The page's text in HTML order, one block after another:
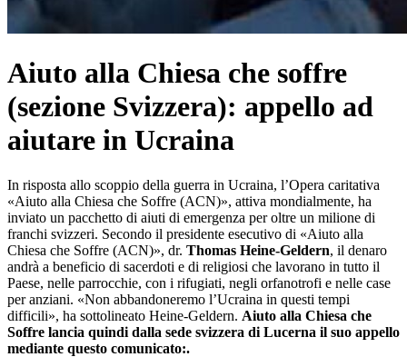
Aiuto alla Chiesa che soffre
(sezione Svizzera): appello ad
aiutare in Ucraina
In risposta allo scoppio della guerra in Ucraina, l’Opera caritativa
«Aiuto alla Chiesa che Soffre (ACN)», attiva mondialmente, ha
inviato un pacchetto di aiuti di emergenza per oltre un milione di
franchi svizzeri. Secondo il presidente esecutivo di «Aiuto alla
Chiesa che Soffre (ACN)», dr. Thomas Heine-Geldern, il denaro
andrà a beneficio di sacerdoti e di religiosi che lavorano in tutto il
Paese, nelle parrocchie, con i rifugiati, negli orfanotrofi e nelle case
per anziani. «Non abbandoneremo l’Ucraina in questi tempi
difficili», ha sottolineato Heine-Geldern. Aiuto alla Chiesa che
Soffre lancia quindi dalla sede svizzera di Lucerna il suo appello
mediante questo comunicato:.